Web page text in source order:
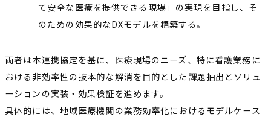
て安全な医療を提供できる現場」の実現を目指し、そ
のための効果的なDXモデルを構築する。
両者は本連携協定を基に、医療現場のニーズ、特に看護業務に
おける非効率性の抜本的な解消を目的とした課題抽出とソリュ
ーションの実装・効果検証を進めます。
具体的には、地域医療機関の業務効率化におけるモデルケース